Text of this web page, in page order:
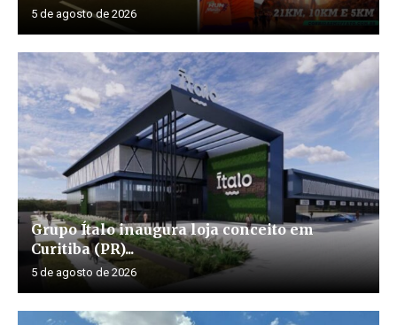
5 de agosto de 2026
Grupo Ítalo inaugura loja conceito em
Curitiba (PR)...
5 de agosto de 2026